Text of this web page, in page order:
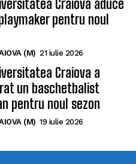
Craiova aduce
pentru noul
(M) 21 iulie 2026
Craiova a
un baschetbalist
pentru noul sezon
(M) 19 iulie 2026